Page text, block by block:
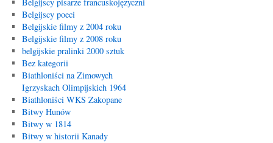
Belgijscy poeci
Belgijskie filmy z 2004 roku
Belgijskie filmy z 2008 roku
belgijskie pralinki 2000 sztuk
Bez kategorii
Biathloniści na Zimowych
Igrzyskach Olimpijskich 1964
Biathloniści WKS Zakopane
Bitwy Hunów
Bitwy w 1814
Bitwy w historii Kanady